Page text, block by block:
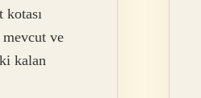
kotası
mevcut ve
kalan